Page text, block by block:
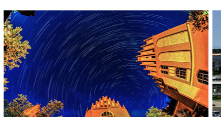
ciemną